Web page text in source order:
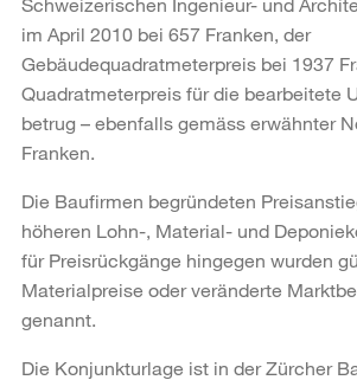
im April 2010 bei 657 Franken, der
Gebäudequadratmeterpreis bei 1937
Quadratmeterpreis für die bearbeitete
betrug – ebenfalls gemäss erwähnter
Franken.
Die Baufirmen begründeten
höheren Lohn-, Material- und
für Preisrückgänge hingegen wurden
Materialpreise oder veränderte
genannt.
Die Konjunkturlage ist in der Zürcher